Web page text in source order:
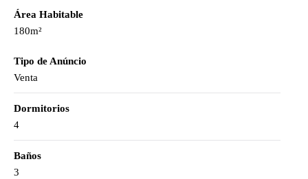
Área Habitable
180m²
Tipo de Anúncio
Venta
Dormitorios
4
Baños
3